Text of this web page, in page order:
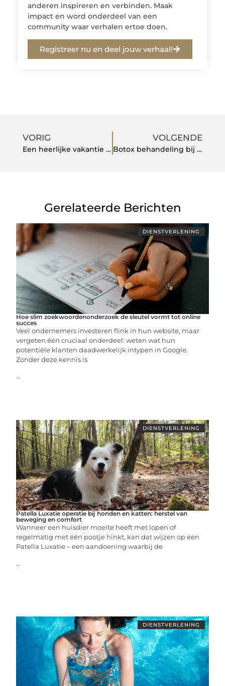
anderen inspireren en verbinden. Maak
impact en word onderdeel van een
community waar verhalen ertoe doen.
Registreer nu en deel jouw verhaal!
VORIG
Een heerlijke vakantie in het hart van de Bollenstreek
VOLGENDE
Botox behandeling bij Van Lennep Kliniek Den Haag
Gerelateerde Berichten
DIENSTVERLENING
Hoe slim zoekwoordenonderzoek de sleutel vormt tot online
succes
Veel ondernemers investeren flink in hun website, maar
vergeten één cruciaal onderdeel: weten wat hun
potentiële klanten daadwerkelijk intypen in Google.
Zonder deze kennis is
...
DIENSTVERLENING
Patella Luxatie operatie bij honden en katten: herstel van
beweging en comfort
Wanneer een huisdier moeite heeft met lopen of
regelmatig met één pootje hinkt, kan dat wijzen op een
Patella Luxatie – een aandoening waarbij de
...
DIENSTVERLENING